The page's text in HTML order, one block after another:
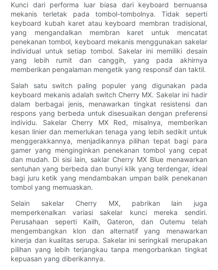
Kunci dari performa luar biasa dari keyboard bernuansa
mekanis terletak pada tombol-tombolnya. Tidak seperti
keyboard kubah karet atau keyboard membran tradisional,
yang mengandalkan membran karet untuk mencatat
penekanan tombol, keyboard mekanis menggunakan sakelar
individual untuk setiap tombol. Sakelar ini memiliki desain
yang lebih rumit dan canggih, yang pada akhirnya
memberikan pengalaman mengetik yang responsif dan taktil.
Salah satu switch paling populer yang digunakan pada
keyboard mekanis adalah switch Cherry MX. Sakelar ini hadir
dalam berbagai jenis, menawarkan tingkat resistensi dan
respons yang berbeda untuk disesuaikan dengan preferensi
individu. Sakelar Cherry MX Red, misalnya, memberikan
kesan linier dan memerlukan tenaga yang lebih sedikit untuk
menggerakkannya, menjadikannya pilihan tepat bagi para
gamer yang menginginkan penekanan tombol yang cepat
dan mudah. Di sisi lain, saklar Cherry MX Blue menawarkan
sentuhan yang berbeda dan bunyi klik yang terdengar, ideal
bagi juru ketik yang mendambakan umpan balik penekanan
tombol yang memuaskan.
Selain sakelar Cherry MX, pabrikan lain juga
memperkenalkan variasi sakelar kunci mereka sendiri.
Perusahaan seperti Kailh, Gateron, dan Outemu telah
mengembangkan klon dan alternatif yang menawarkan
kinerja dan kualitas serupa. Sakelar ini seringkali merupakan
pilihan yang lebih terjangkau tanpa mengorbankan tingkat
kepuasan yang diberikannya.